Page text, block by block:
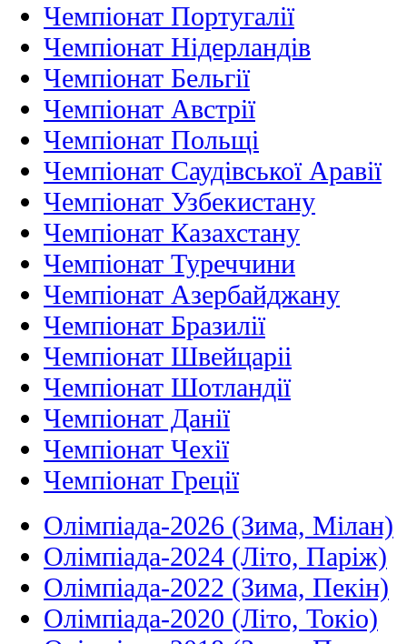
Чемпіонат Португалії
Чемпіонат Нідерландiв
Чемпіонат Бельгії
Чемпіонат Австрії
Чемпіонат Польщі
Чемпіонат Саудівської Аравії
Чемпіонат Узбекистану
Чемпіонат Казахстану
Чемпіонат Туреччини
Чемпіонат Азербайджану
Чемпіонат Бразилії
Чемпіонат Швейцаріі
Чемпіонат Шотландії
Чемпіонат Данії
Чемпіонат Чехії
Чемпіонат Греції
Олімпіада-2026 (Зима, Мілан)
Олімпіада-2024 (Літо, Паріж)
Олімпіада-2022 (Зима, Пекін)
Олімпіада-2020 (Літо, Токіо)